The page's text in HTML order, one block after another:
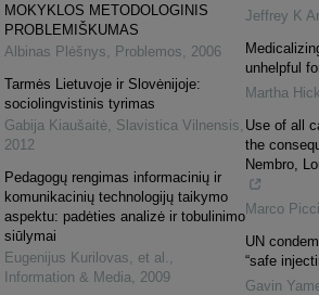
MOKYKLOS METODOLOGINIS
PROBLEMIŠKUMAS
Albinas Plėšnys
Problemos
2006
Tarmės Lietuvoje ir Slovėnijoje:
sociolingvistinis tyrimas
Gabija Kiaušaitė Slavistica Vilnensis
2012
Pedagogų rengimas informacinių ir
komunikacinių technologijų taikymo
aspektu: padėties analizė ir tobulinimo
siūlymai
Eugenijus Kurilovas, et al.
Information & Media
2009
Jeffrey K
unhelpful
Martha
Use of all
the
Nembro,
Marco
UN
“safe
Gavin